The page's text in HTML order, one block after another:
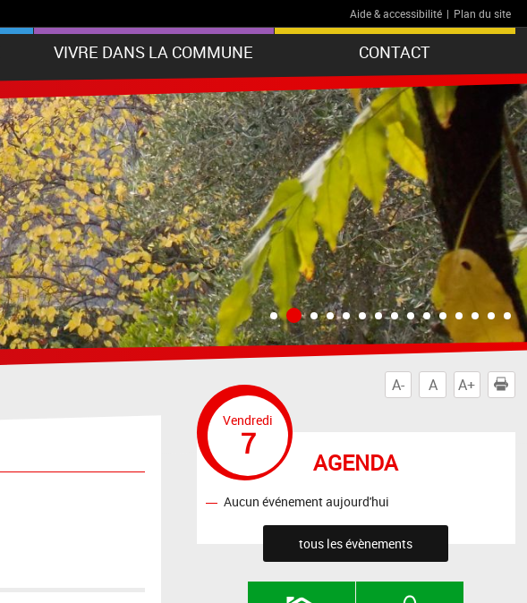
Aide & accessibilité | Plan du site
VIVRE DANS LA COMMUNE CONTACT
A- A A+
AGENDA
Vendredi
7
Aucun événement aujourd'hui
tous les évènements